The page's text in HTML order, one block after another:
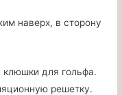
наверх, в сторону
для гольфа.
решетку.